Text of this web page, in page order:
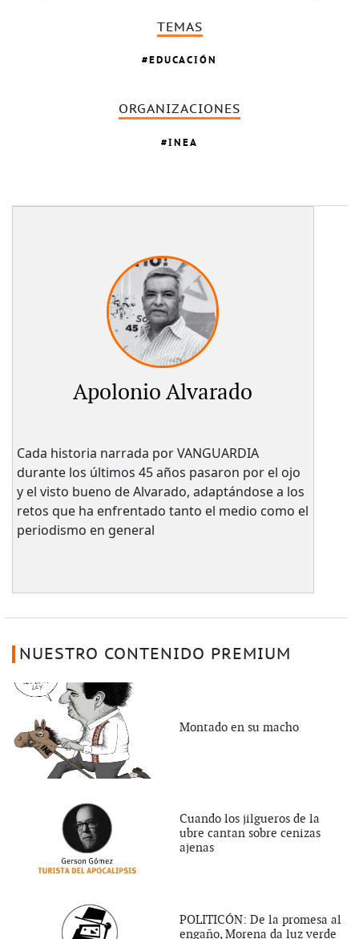
TEMAS
EDUCACIÓN
ORGANIZACIONES
INEA
Apolonio Alvarado
Cada historia narrada por VANGUARDIA
durante los últimos 45 años pasaron por el ojo
y el visto bueno de Alvarado, adaptándose a los
retos que ha enfrentado tanto el medio como el
periodismo en general
NUESTRO CONTENIDO PREMIUM
Montado en su macho
Cuando los jilgueros de la
ubre cantan sobre cenizas
ajenas
POLITICÓN: De la promesa al
engaño, Morena da luz verde